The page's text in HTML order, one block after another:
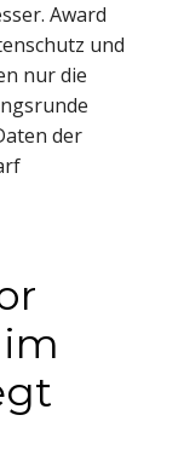
Award
und
nur die
der